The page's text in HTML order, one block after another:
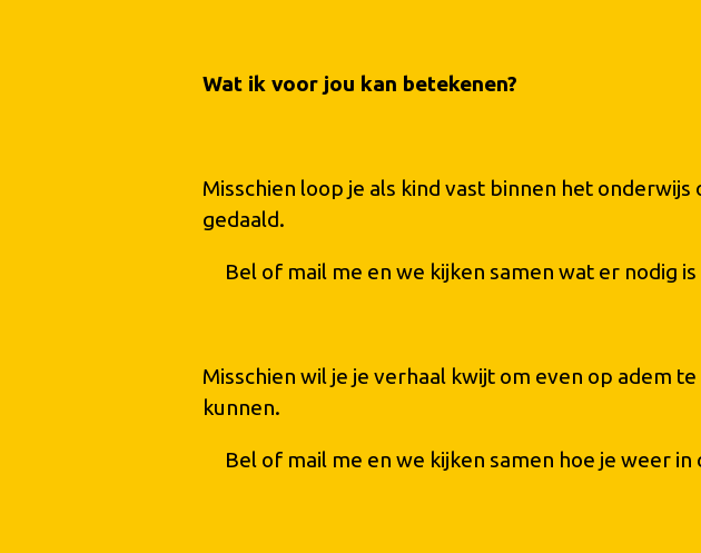
Wat ik voor jou kan betekenen?
Misschien loop je als kind vast binnen het
gedaald.
Bel of mail me en we kijken samen wat er nodig
Misschien wil je je verhaal kwijt om even op adem
kunnen.
Bel of mail me en we kijken samen hoe je weer